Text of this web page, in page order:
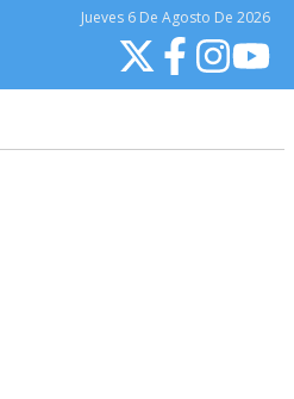
Jueves 6 De Agosto De 2026